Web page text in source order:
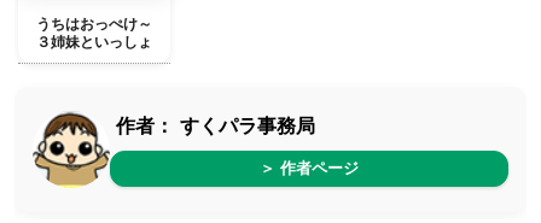
うちはおっぺけ～
３姉妹といっしょ
作者： すくパラ事務局
＞ 作者ページ